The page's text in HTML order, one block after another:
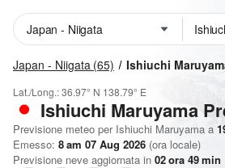
Japan - Niigata (65) Ishiuchi
Lat./Long.:36.97° N 138.79° E
Ishiuchi Maruyama
Previsione meteo per Ishiuchi Maruyama a
Emesso: 8 am 07 Aug 2026 (ora locale)
Previsione neve aggiornata in 02ora 49min